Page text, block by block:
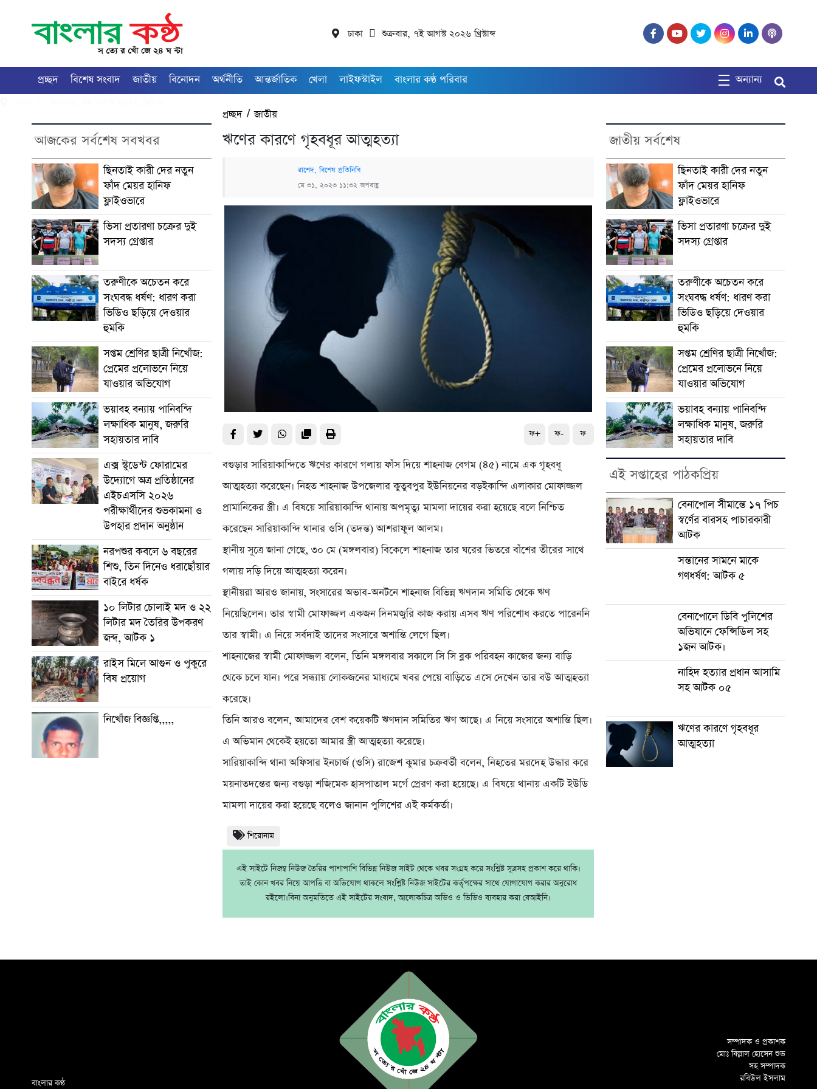
ঢাকা শুক্রবার, ৭ই আগস্ট ২০২৬ খ্রিস্টাব্দ
প্রচ্ছদ বিশেষ সংবাদ জাতীয় বিনোদন অর্থনীতি আন্তর্জাতিক খেলা লাইফস্টাইল বাংলার কণ্ঠ পরিবার অন্যান্য
আজকের সর্বশেষ সবখবর
ছিনতাই কারী দের নতুন
ফাঁদ মেয়র হানিফ
ফ্লাইওভারে
ভিসা প্রতারণা চক্রের দুই
সদস্য গ্রেপ্তার
তরুণীকে অচেতন করে
সংঘবদ্ধ ধর্ষণ: ধারণ করা
ভিডিও ছড়িয়ে দেওয়ার
হুমকি
সপ্তম শ্রেণির ছাত্রী নিখোঁজ:
প্রেমের প্রলোভনে নিয়ে
যাওয়ার অভিযোগ
ভয়াবহ বন্যায় পানিবন্দি
লক্ষাধিক মানুষ, জরুরি
সহায়তার দাবি
এক্স স্টুডেন্ট ফোরামের
উদ্যোগে অত্র প্রতিষ্ঠানের
এইচএসসি ২০২৬
পরীক্ষার্থীদের শুভকামনা ও
উপহার প্রদান অনুষ্ঠান
নরপশুর কবলে ৬ বছরের
শিশু, তিন দিনেও ধরাছোঁয়ার
বাইরে ধর্ষক
১০ লিটার চোলাই মদ ও ২২
লিটার মদ তৈরির উপকরণ
জব্দ, আটক ১
রাইস মিলে আগুন ও পুকুরে
বিষ প্রয়োগ
নিখোঁজ বিজ্ঞপ্তি,,,,,
প্রচ্ছদ/জাতীয়
ঋণের কারণে গৃহবধূর আত্মহত্যা
রাশেদ, বিশেষ প্রতিনিধি
মে ৩১, ২০২৩ ১১:৩২ অপরাহ্ণ
ফ+ ফ- ফ
বগুড়ার সারিয়াকান্দিতে ঋণের কারণে গলায় ফাঁস দিয়ে শাহনাজ বেগম (৪৫) নামে এক গৃহবধূ
আত্মহত্যা করেছেন। নিহত শাহনাজ উপজেলার কুতুবপুর ইউনিয়নের বড়ইকান্দি এলাকার মোফাজ্জল
প্রামানিকের স্ত্রী। এ বিষয়ে সারিয়াকান্দি থানায় অপমৃত্যু মামলা দায়ের করা হয়েছে বলে নিশ্চিত
করেছেন সারিয়াকান্দি থানার ওসি (তদন্ত) আশরাফুল আলম।
স্থানীয় সূত্রে জানা গেছে, ৩০ মে (মঙ্গলবার) বিকেলে শাহনাজ তার ঘরের ভিতরে বাঁশের তীরের সাথে
গলায় দড়ি দিয়ে আত্মহত্যা করেন।
স্থানীয়রা আরও জানায়, সংসারের অভাব-অনটনে শাহনাজ বিভিন্ন ঋণদান সমিতি থেকে ঋণ
নিয়েছিলেন। তার স্বামী মোফাজ্জল একজন দিনমজুরি কাজ করায় এসব ঋণ পরিশোধ করতে পারেননি
তার স্বামী। এ নিয়ে সর্বদাই তাদের সংসারে অশান্তি লেগে ছিল।
শাহনাজের স্বামী মোফাজ্জল বলেন, তিনি মঙ্গলবার সকালে সি সি ব্লক পরিবহন কাজের জন্য বাড়ি
থেকে চলে যান। পরে সন্ধ্যায় লোকজনের মাধ্যমে খবর পেয়ে বাড়িতে এসে দেখেন তার বউ আত্মহত্যা
করেছে।
তিনি আরও বলেন, আমাদের বেশ কয়েকটি ঋণদান সমিতির ঋণ আছে। এ নিয়ে সংসারে অশান্তি ছিল।
এ অভিমান থেকেই হয়তো আমার স্ত্রী আত্মহত্যা করেছে।
সারিয়াকান্দি থানা অফিসার ইনচার্জ (ওসি) রাজেশ কুমার চক্রবর্তী বলেন, নিহতের মরদেহ উদ্ধার করে
ময়নাতদন্তের জন্য বগুড়া শজিমেক হাসপাতাল মর্গে প্রেরণ করা হয়েছে। এ বিষয়ে থানায় একটি ইউডি
মামলা দায়ের করা হয়েছে বলেও জানান পুলিশের এই কর্মকর্তা।
শিরোনাম
এই সাইটে নিজম্ব নিউজ তৈরির পাশাপাশি বিভিন্ন নিউজ সাইট থেকে খবর সংগ্রহ করে সংশ্লিষ্ট সূত্রসহ প্রকাশ করে থাকি।
তাই কোন খবর নিয়ে আপত্তি বা অভিযোগ থাকলে সংশ্লিষ্ট নিউজ সাইটের কর্তৃপক্ষের সাথে যোগাযোগ করার অনুরোধ
রইলো।বিনা অনুমতিতে এই সাইটের সংবাদ, আলোকচিত্র অডিও ও ভিডিও ব্যবহার করা বেআইনি।
জাতীয় সর্বশেষ
ছিনতাই কারী দের নতুন
ফাঁদ মেয়র হানিফ
ফ্লাইওভারে
ভিসা প্রতারণা চক্রের দুই
সদস্য গ্রেপ্তার
তরুণীকে অচেতন করে
সংঘবদ্ধ ধর্ষণ: ধারণ করা
ভিডিও ছড়িয়ে দেওয়ার
হুমকি
সপ্তম শ্রেণির ছাত্রী নিখোঁজ:
প্রেমের প্রলোভনে নিয়ে
যাওয়ার অভিযোগ
ভয়াবহ বন্যায় পানিবন্দি
লক্ষাধিক মানুষ, জরুরি
সহায়তার দাবি
এই সপ্তাহের পাঠকপ্রিয়
বেনাপোল সীমান্তে ১৭ পিচ
স্বর্ণের বারসহ পাচারকারী
আটক
সন্তানের সামনে মাকে
গণধর্ষণ: আটক ৫
বেনাপোলে ডিবি পুলিশের
অভিযানে ফেন্সিডিল সহ
১জন আটক।
নাহিদ হত্যার প্রধান আসামি
সহ আটক ০৫
ঋণের কারণে গৃহবধূর
আত্মহত্যা
বাংলার কণ্ঠ
সম্পাদক ও প্রকাশক
মোঃ বিল্লাল হোসেন শুভ
সহ সম্পাদক
রবিউল ইসলাম